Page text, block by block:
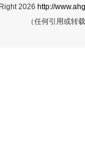
2026 http://
（任何引用或转